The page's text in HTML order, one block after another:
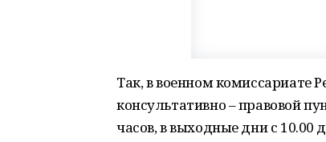
Так, в военном комиссариате
консультативно – правовой
часов, в выходные дни с 10.00